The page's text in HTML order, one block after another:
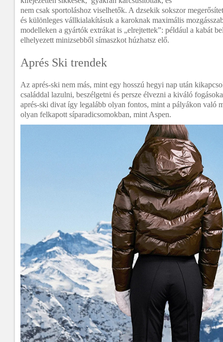
nem csak sportoláshoz viselhetők. A dzsekik sokszor
és különleges vállkialakításuk a karoknak maximális
modelleken a gyártók extrákat is „elrejtettek”: például a kabát
elhelyezett minizsebből símaszkot húzhatsz elő.
Aprés Ski trendek
Az aprés-ski nem más, mint egy hosszú hegyi nap után
családdal lazulni, beszélgetni és persze élvezni a kiváló
aprés-ski divat így legalább olyan fontos, mint a pályákon való
olyan felkapott síparadicsomokban, mint Aspen.